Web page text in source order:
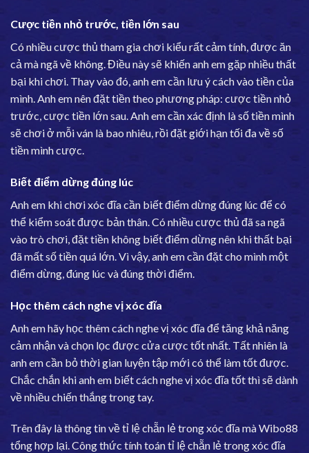
Cược tiền nhỏ trước, tiền lớn sau
Có nhiều cược thủ tham gia chơi kiểu rất cảm tính, được ăn
cả mà ngã về không. Điều này sẽ khiến anh em gặp nhiều thất
bại khi chơi. Thay vào đó, anh em cần lưu ý cách vào tiền của
mình. Anh em nên đặt tiền theo phương pháp: cược tiền nhỏ
trước, cược tiền lớn sau. Anh em cần xác định là số tiền mình
sẽ chơi ở mỗi ván là bao nhiêu, rồi đặt giới hạn tối đa về số
tiền mình cược.
Biết điểm dừng đúng lúc
Anh em khi chơi xóc đĩa cần biết điểm dừng đúng lúc để có
thể kiểm soát được bản thân. Có nhiều cược thủ đã sa ngã
vào trò chơi, đặt tiền không biết điểm dừng nên khi thất bại
đã mất số tiền quá lớn. Vì vậy, anh em cần đặt cho mình một
điểm dừng, đúng lúc và đúng thời điểm.
Học thêm cách nghe vị xóc đĩa
Anh em hãy học thêm cách nghe vị xóc đĩa để tăng khả năng
cảm nhận và chọn lọc được cửa cược tốt nhất. Tất nhiên là
anh em cần bỏ thời gian luyện tập mới có thể làm tốt được.
Chắc chắn khi anh em biết cách nghe vị xóc đĩa tốt thì sẽ dành
về nhiều chiến thắng trong tay.
Trên đây là thông tin về tỉ lệ chẵn lẻ trong xóc đĩa mà Wibo88
tổng hợp lại. Công thức tính toán tỉ lệ chẵn lẻ trong xóc đĩa